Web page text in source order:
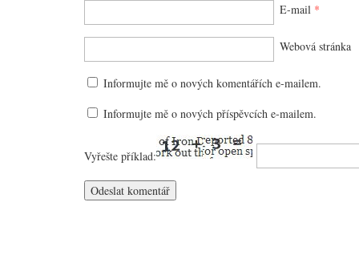
E-mail *
Webová stránka
Informujte mě o nových komentářích e-mailem.
Informujte mě o nových příspěvcích e-mailem.
Vyřešte příklad: